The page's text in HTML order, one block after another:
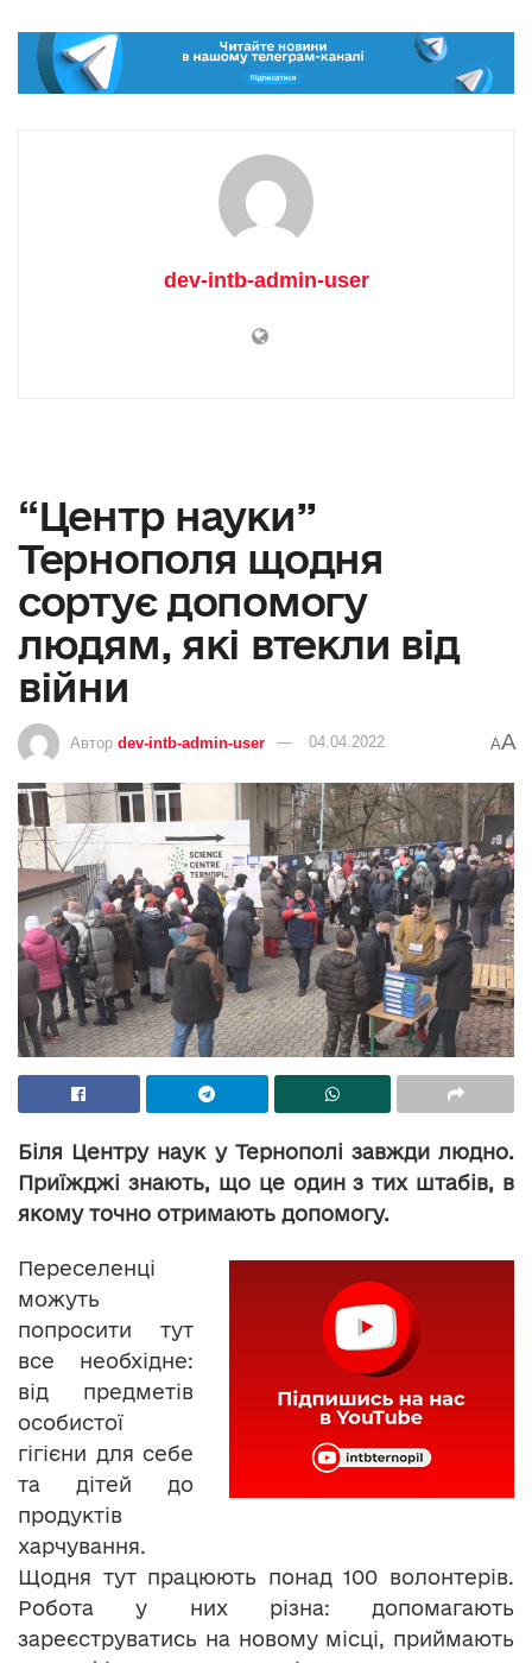
dev-intb-admin-user
“Центр науки”
Тернополя щодня
сортує допомогу
людям, які втекли від
війни
Автор dev-intb-admin-user 04.04.2022 AA
Біля Центру наук у Тернополі завжди людно.
Приїжджі знають, що це один з тих штабів, в
якому точно отримають допомогу.
Переселенці
можуть
попросити тут
все необхідне:
від предметів
особистої
гігієни для себе
та дітей до
продуктів
харчування.
Щодня тут працюють понад 100 волонтерів.
Робота у них різна: допомагають
зареєструватись на новому місці, приймають